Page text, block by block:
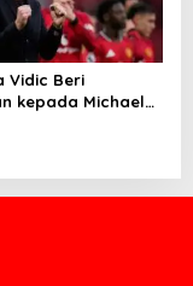
Vidic Beri
kepada Michael